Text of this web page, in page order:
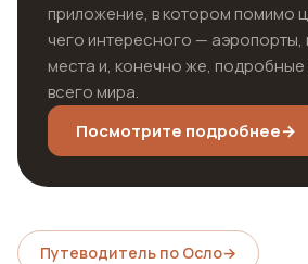
приложение, в котором помимо
чего интересного — аэропорты,
места и, конечно же,
всего мира.
Посмотрите подробнее→
Путеводитель по Осло→